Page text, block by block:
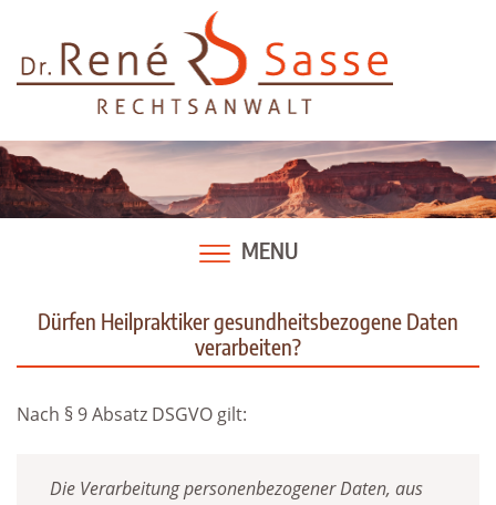
content
MENU
Dürfen Heilpraktiker gesundheitsbezogene Daten
verarbeiten?
Nach § 9 Absatz DSGVO gilt:
Die Verarbeitung personenbezogener Daten, aus